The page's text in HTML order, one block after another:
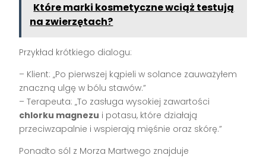
Które marki kosmetyczne wciąż testują
na zwierzętach?
Przykład krótkiego dialogu:
– Klient: „Po pierwszej kąpieli w solance zauważyłem
znaczną ulgę w bólu stawów.”
– Terapeuta: „To zasługa wysokiej zawartości
chlorku magnezu i potasu, które działają
przeciwzapalnie i wspierają mięśnie oraz skórę.”
Ponadto sól z Morza Martwego znajduje